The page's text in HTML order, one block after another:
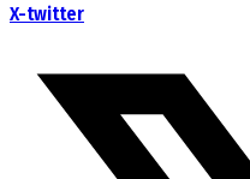
X-twitter